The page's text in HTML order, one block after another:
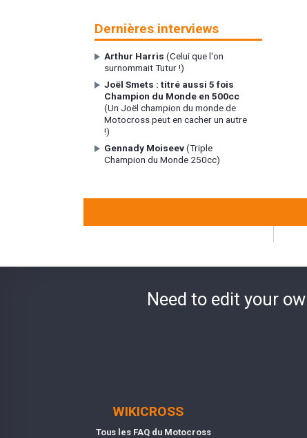
Dernières interviews
Arthur Harris (Celui que l'on
surnommait Tutur !)
Joël Smets : titré aussi 5 fois
Champion du Monde en 500cc
(Un Joël champion du monde de
Motocross peut en cacher un autre
!)
Gennady Moiseev(Triple
Champion du Monde 250cc)
Need to edit your
WIKICROSS
Tous les FAQ du Motocross